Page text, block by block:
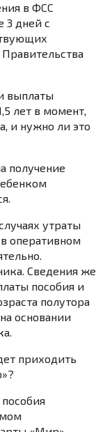
в ФСС
3 дней с
Правительства
выплаты
лет в момент,
и нужно ли это
получение
утраты
оперативном
Сведения же
пособия и
полутора
основании
приходить